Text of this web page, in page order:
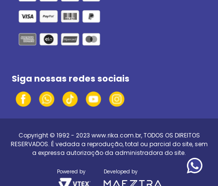
Siga nossas redes sociais
Copyright © 1992 - 2023 www.rika.com.br, TODOS OS DIREITOS
RESERVADOS. É vedada a reprodução, total ou parcial do site, sem
a expressa autorização da administradora do site.
Powered by Developed by